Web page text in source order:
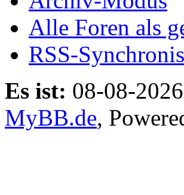
Alle Foren als
RSS-
Es ist: 08-08-
MyBB.de,